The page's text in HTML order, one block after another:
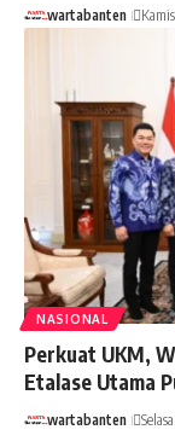
wartabanten
NASIONAL
Perkuat UKM,
Etalase Utama
wartabanten